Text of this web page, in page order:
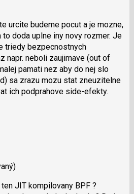
urcite budeme pocut a je mozne,
doda uplne iny novy rozmer. Je
triedy bezpecnostnych
napr. neboli zaujimave (out of
pamati nez aby do nej slo
sa zrazu mozu stat zneuzitelne
ich podprahove side-efekty.
JIT kompilovany BPF ?